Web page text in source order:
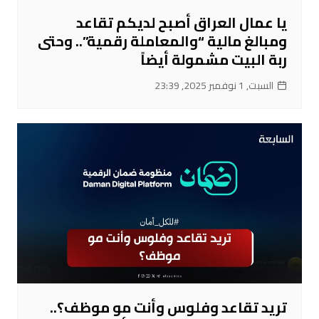
يا عمال العراق أصبح لديكم تقاعد
ومبالغ مالية “والمعاملة رقمية”.. وحتى
ربة البيت مشمولة أيضاً
السبت, 1 نوفمبر 2025, 23:39
تريد تقاعد وفلوس وأنت مو موظف؟..